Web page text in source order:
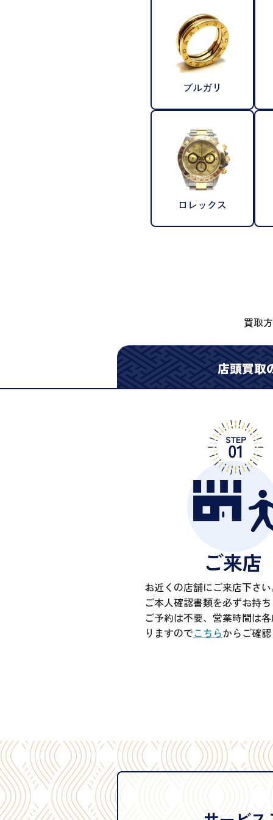
ブルガリ
ロレックス
買取
店頭買取
ご来店
お近くの店舗にご来店下さ
ご本人確認書類を必ずお持
ご予約は不要、営業時間は
りますのでこちらからご確